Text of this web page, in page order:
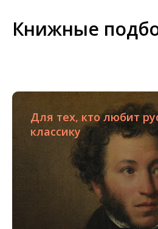
Книжные
Для тех, кто любит
классику